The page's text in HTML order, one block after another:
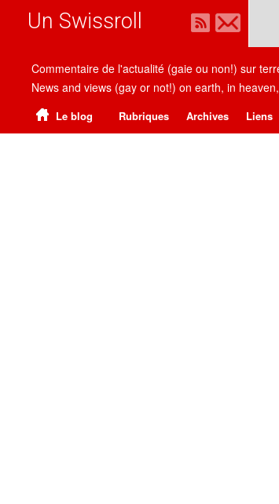
Un Swissroll
Commentaire de l'actualité (gaie ou non!) sur
News and views (gay or not!) on earth, in
Le blog Rubriques Archives Liens